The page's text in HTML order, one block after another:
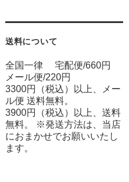
送料について
全国一律 宅配便/660円
メール便/220円
3300円（税込）以上、メー
ル便 送料無料。
3900円（税込）以上、送料
無料。 ※発送方法は、当店
におまかせでお願いいたし
ます。